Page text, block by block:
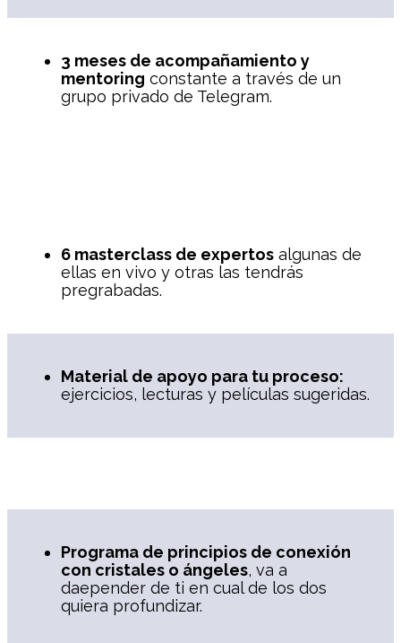
3 meses de acompañamiento y
mentoring constante a través de un
grupo privado de Telegram.
6 masterclass de expertos algunas de
ellas en vivo y otras las tendrás
pregrabadas.
Material de apoyo para tu proceso:
ejercicios, lecturas y películas sugeridas.
Programa de principios de conexión
con cristales o ángeles, va a
daepender de ti en cual de los dos
quiera profundizar.